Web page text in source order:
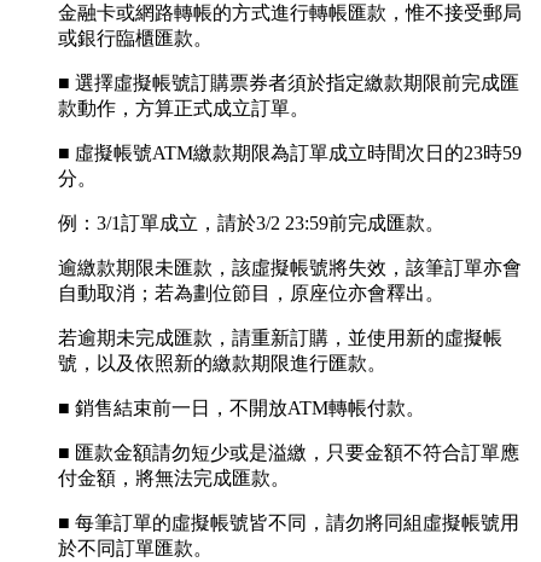
金融卡或網路轉帳的方式進行轉帳匯款，惟不接受郵局
或銀行臨櫃匯款。
■ 選擇虛擬帳號訂購票券者須於指定繳款期限前完成匯
款動作，方算正式成立訂單。
■ 虛擬帳號ATM繳款期限為訂單成立時間次日的23時59
分。
例：3/1訂單成立，請於3/2 23:59前完成匯款。
逾繳款期限未匯款，該虛擬帳號將失效，該筆訂單亦會
自動取消；若為劃位節目，原座位亦會釋出。
若逾期未完成匯款，請重新訂購，並使用新的虛擬帳
號，以及依照新的繳款期限進行匯款。
■ 銷售結束前一日，不開放ATM轉帳付款。
■ 匯款金額請勿短少或是溢繳，只要金額不符合訂單應
付金額，將無法完成匯款。
■ 每筆訂單的虛擬帳號皆不同，請勿將同組虛擬帳號用
於不同訂單匯款。